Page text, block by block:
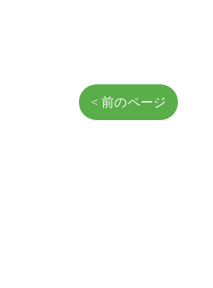
< 前のページ